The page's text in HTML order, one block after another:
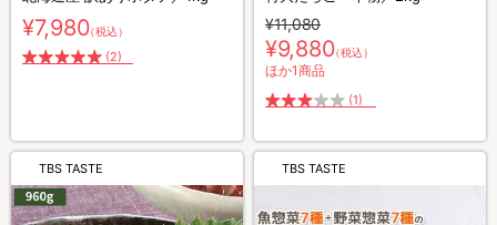
¥7,980（税込）
(2)
¥11,080
¥9,880（税込）
ほか1商品
(1)
TBS TASTE TBS TASTE